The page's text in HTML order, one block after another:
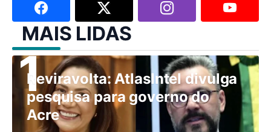
MAIS LIDAS
Reviravolta: AtlasIntel divulga
pesquisa para governo do
Acre